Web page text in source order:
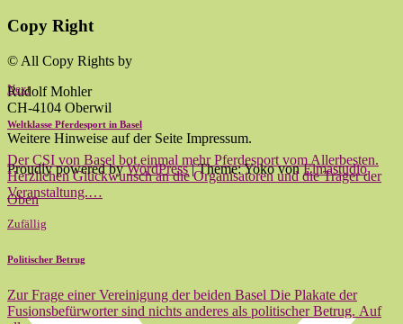
Copy Right
© All Copy Rights by
Rudolf Mohler
CH-4104 Oberwil
Weitere Hinweise auf der Seite Impressum.
Proudly powered byWordPress|Theme: Yoko vonElmastudio
Oben
Next
Weltklasse Pferdesport in Basel
Der CSI von Basel bot einmal mehr Pferdesport vom Allerbesten.
Herzlichen Glückwunsch an die Organisatoren und die Träger der
Veranstaltung.…
Zufällig
Politischer Betrug
Zur Frage einer Vereinigung der beiden Basel Die Plakate der
Fusionsbefürworter sind nichts anderes als politischer Betrug. Auf